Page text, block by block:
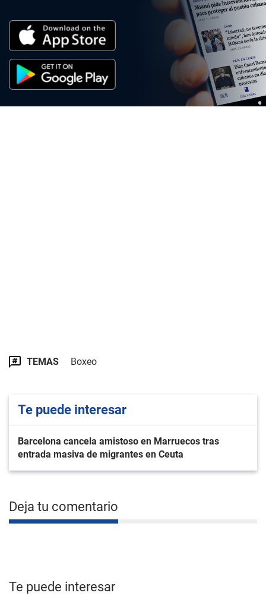
TEMAS Boxeo
Te puede interesar
Barcelona cancela amistoso en Marruecos tras
entrada masiva de migrantes en Ceuta
Deja tu comentario
Te puede interesar